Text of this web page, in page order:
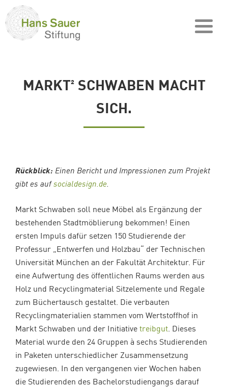
MARKT² SCHWABEN MACHT
SICH.
Rückblick: Einen Bericht und Impressionen zum Projekt
gibt es aufsocialdesign.de.
Markt Schwaben soll neue Möbel als Ergänzung der
bestehenden Stadtmöblierung bekommen! Einen
ersten Impuls dafür setzen 150 Studierende der
Professur „Entwerfen und Holzbau“ der Technischen
Universität München an der Fakultät Architektur. Für
eine Aufwertung des öffentlichen Raums werden aus
Holz und Recyclingmaterial Sitzelemente und Regale
zum Büchertausch gestaltet. Die verbauten
Recyclingmaterialien stammen vom Wertstoffhof in
Markt Schwaben und der Initiative treibgut. Dieses
Material wurde den 24 Gruppen à sechs Studierenden
in Paketen unterschiedlicher Zusammensetzung
zugewiesen. In den vergangenen vier Wochen haben
die Studierenden des Bachelorstudiengangs darauf